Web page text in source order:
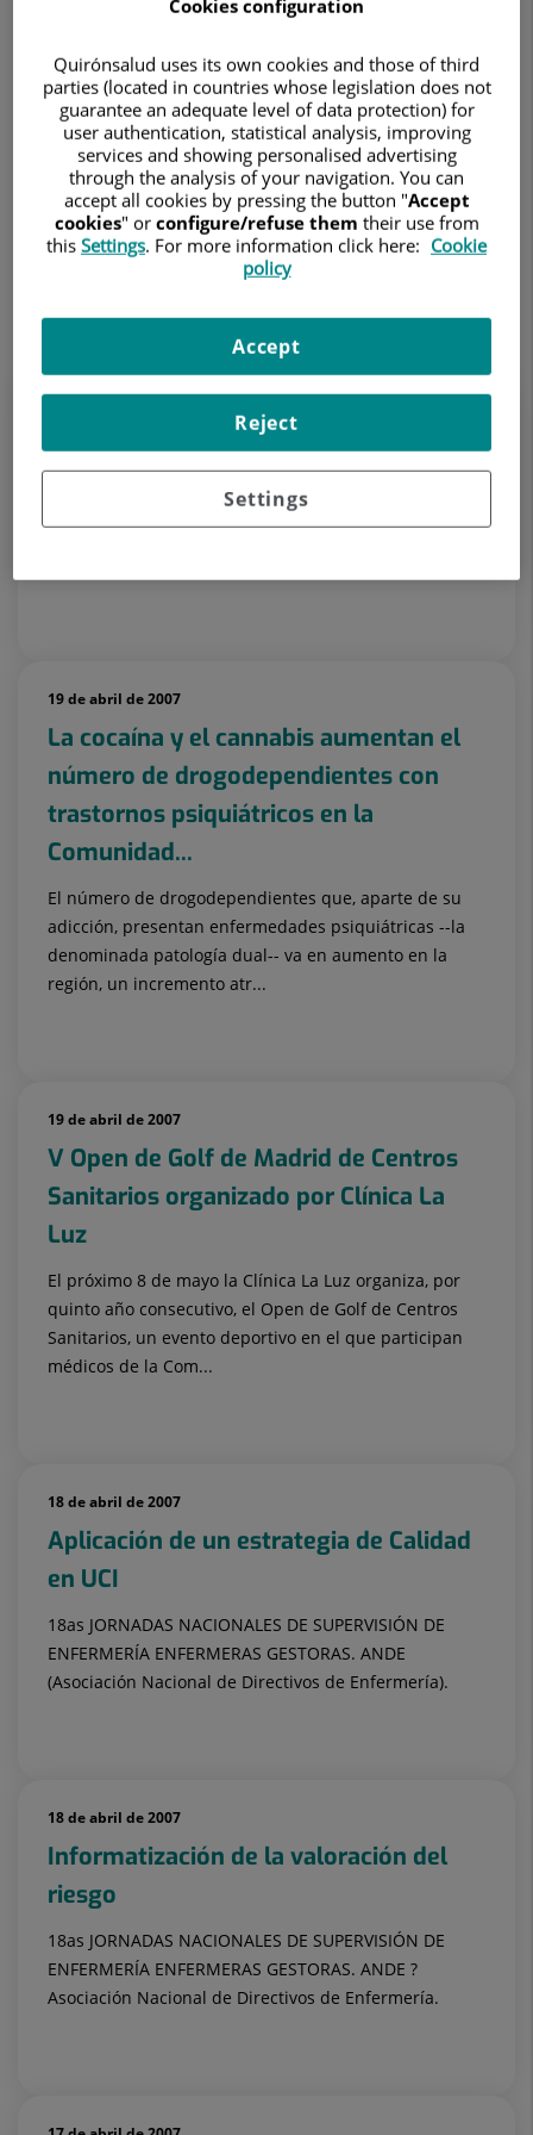
Limpiar búsqueda
Buscar
17.726 resultados
I Congreso Internacional sobre
Una aproximación al Diagnóstico y Tratamiento en el
19 de abril de 2007
La cocaína y el cannabis aumentan el
número de drogodependientes con
trastornos psiquiátricos en la
Comunidad...
El número de drogodependientes que, aparte de su
adicción, presentan enfermedades psiquiátricas --la
denominada patología dual-- va en aumento en la
región, un incremento atr...
19 de abril de 2007
V Open de Golf de Madrid de Centros
Sanitarios organizado por Clínica La
Luz
El próximo 8 de mayo la Clínica La Luz organiza, por
quinto año consecutivo, el Open de Golf de Centros
Sanitarios, un evento deportivo en el que participan
médicos de la Com...
18 de abril de 2007
Aplicación de un estrategia de Calidad
en UCI
18as JORNADAS NACIONALES DE SUPERVISIÓN DE
ENFERMERÍA ENFERMERAS GESTORAS. ANDE
(Asociación Nacional de Directivos de Enfermería).
18 de abril de 2007
Informatización de la valoración del
riesgo
18as JORNADAS NACIONALES DE SUPERVISIÓN DE
ENFERMERÍA ENFERMERAS GESTORAS. ANDE ?
Asociación Nacional de Directivos de Enfermería.
Cookies configuration
Quirónsalud uses its own cookies and those of third
parties (located in countries whose legislation does not
guarantee an adequate level of data protection) for
user authentication, statistical analysis, improving
services and showing personalised advertising
through the analysis of your navigation. You can
accept all cookies by pressing the button "Accept
cookies" or configure/refuse them their use from
this Settings. For more information click here: Cookie
policy
Settings
Reject
Accept